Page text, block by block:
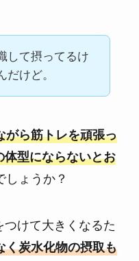
して摂ってるけ
だけど。
がら筋トレを頑張っ
型にならないとお
しょうか？
けて大きくなるた
く炭水化物の摂取も